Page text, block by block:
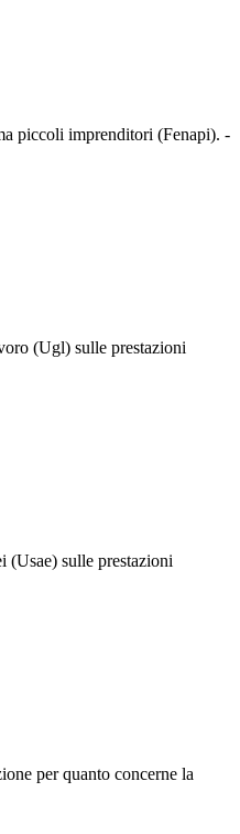
piccoli imprenditori (Fenapi). -
(Ugl) sulle prestazioni
(Usae) sulle prestazioni
per quanto concerne la